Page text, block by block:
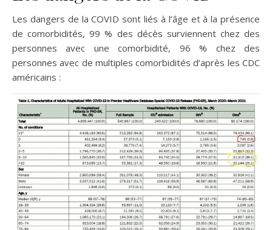
Les dangers de la COVID sont liés à l’âge et à la présence
de comorbidités, 99 % des décès surviennent chez des
personnes avec une comorbidité, 96 % chez des
personnes avec de multiples comorbidités d’après les CDC
américains :